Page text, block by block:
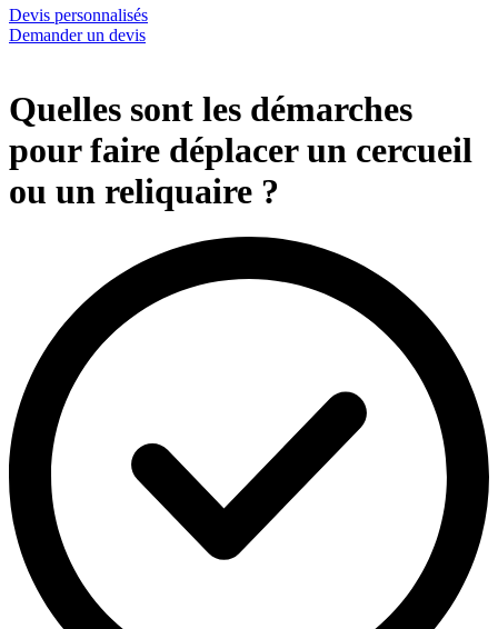
Devis personnalisés
Demander un devis
Quelles sont les démarches
pour faire déplacer un cercueil
ou un reliquaire ?